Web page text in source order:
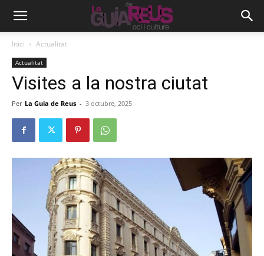
Inici Actualitat
Actualitat
Visites a la nostra ciutat
Per La Guia de Reus - 3 octubre, 2025